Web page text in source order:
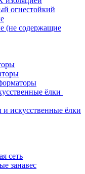
огнестойкий
(не содержащие
ёлки
искусственные ёлки
сеть
занавес